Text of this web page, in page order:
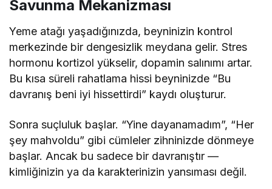
Savunma Mekanizması
Yeme atağı yaşadığınızda, beyninizin kontrol
merkezinde bir dengesizlik meydana gelir. Stres
hormonu kortizol yükselir, dopamin salınımı artar.
Bu kısa süreli rahatlama hissi beyninizde “Bu
davranış beni iyi hissettirdi” kaydı oluşturur.
Sonra suçluluk başlar. “Yine dayanamadım”, “Her
şey mahvoldu” gibi cümleler zihninizde dönmeye
başlar. Ancak bu sadece bir davranıştır —
kimliğinizin ya da karakterinizin yansıması değil.